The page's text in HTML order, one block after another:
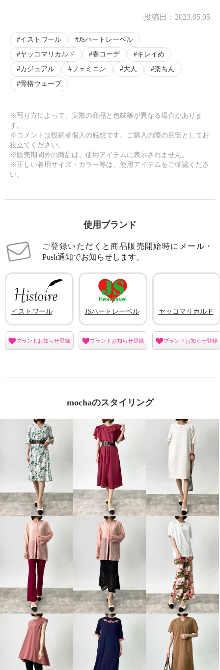
投稿日： 2023.05.05
イストワール
JSハートレーベル
ヤッコマリカルド
春コーデ
キレイめ
カジュアル
フェミニン 大人
楽ちん
骨格ウェーブ
※写り方によって、実際の商品と色味等が異なる場合がありま
す。
※コメントは投稿者個人の感想です。ご購入の際の目安としてお
役立てください。
※販売期間外の商品は、使用アイテムに表示されません。
※正しい着用サイズ・カラー等は、使用アイテムをご確認くださ
い。
使用ブランド
ご登録いただくと商品販売開始時にメール・
Push通知でお知らせします。
イストワール
ブランドお知らせ登録
JSハートレーベル
ブランドお知らせ登録
ヤッコマリカルド
ブランドお知らせ登録
mochaのスタイリング